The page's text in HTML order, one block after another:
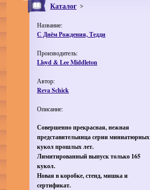
Каталог
Название:
С Днём Рождения, Тедди
Производитель:
Lloyd & Lee Middleton
Автор:
Reva Schick
Описание:
Совершенно прекрасная, нежная
представительница серии миниатюрных
кукол прошлых лет.
Лимитированный выпуск только 165
кукол.
Новая в коробке, стенд, мишка и
сертификат.